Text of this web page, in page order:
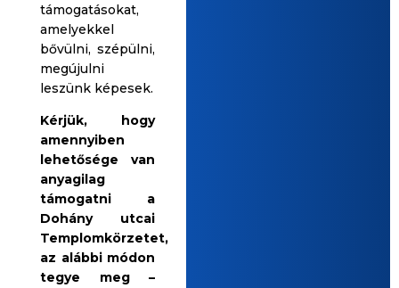
támogatásokat,
amelyekkel
bővülni, szépülni,
megújulni
leszünk képesek.
Kérjük, hogy
amennyiben
lehetősége van
anyagilag
támogatni a
Dohány utcai
Templomkörzetet,
az alábbi módon
tegye meg –